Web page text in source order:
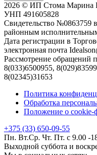
2026 © ИП Стома Марина
УНП 491605828
Свидетельство №0863759
районным
Дата регистрации в
электронная почта
Рассмотрение обращений
8(033)6500955,
8(02345)31653
Политика
Обработка
Положение о cookie-
+375 (33) 650-09-55
Пн. Вт.Ср. Чт. Пт. с 9.00 -
Выходной суббота и